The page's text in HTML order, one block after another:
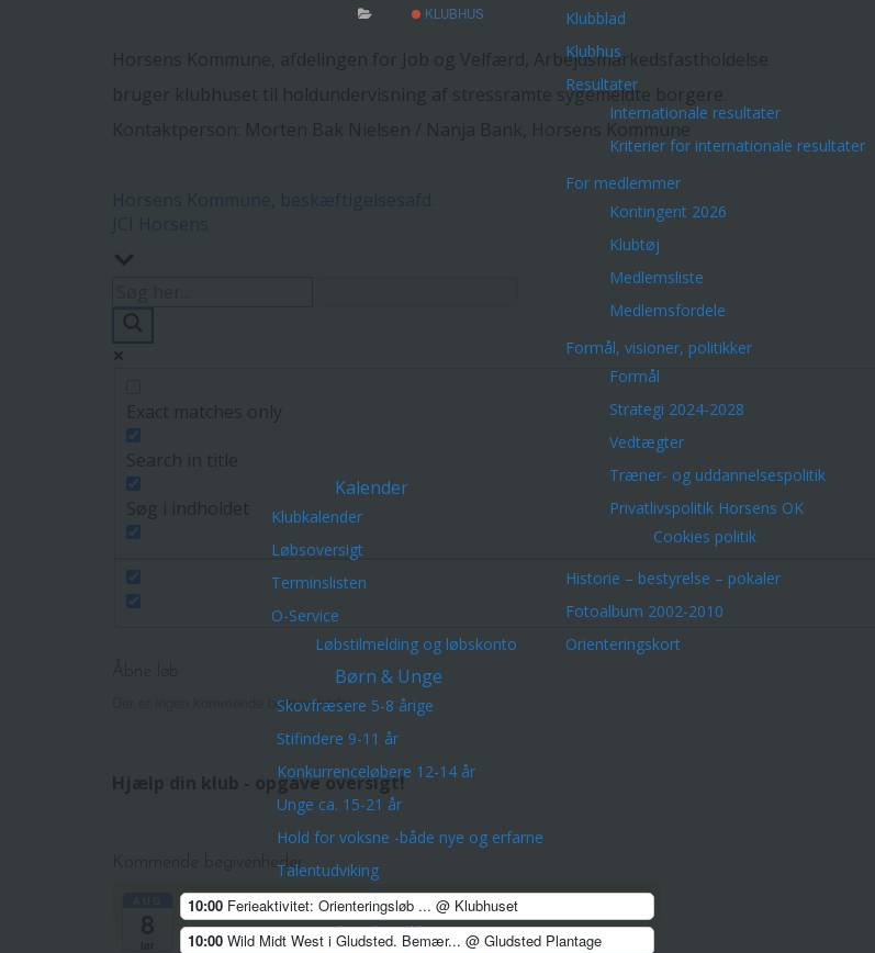
Kalender
Klubkalender
Løbsoversigt
Terminslisten
O-Service
Løbstilmelding og løbskonto
Klubblad
Klubhus
Resultater
Internationale resultater
Kriterier for internationale resultater
For medlemmer
Kontingent 2026
Klubtøj
Medlemsliste
Medlemsfordele
Formål, visioner, politikker
Formål
Strategi 2024-2028
Vedtægter
Træner- og uddannelsespolitik
Privatlivspolitik Horsens OK
Cookies politik
Historie – bestyrelse – pokaler
Fotoalbum 2002-2010
Orienteringskort
Børn & Unge
Skovfræsere 5-8 årige
Stifindere 9-11 år
Konkurrenceløbere 12-14 år
Unge ca. 15-21 år
Hold for voksne -både nye og erfarne
Talentudviking
TalentCenter Midt
Talentidrætsklasser
KLUBHUS
Horsens Kommune, afdelingen for Job og Velfærd, Arbejdsmarkedsfastholdelse
bruger klubhuset til holdundervisning af stressramte sygemeldte borgere.
Der er ingen kommende begivenheder.
Hjælp din klub - opgave oversigt!
Kommende begivenheder
10:00 Ferieaktivitet: Orienteringsløb ... @ Klubhuset
10:00 Wild Midt West i Gludsted. Bemær... @ Gludsted Plantage